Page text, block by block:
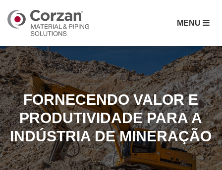
MENU
FORNECENDO VALOR E
PRODUTIVIDADE PARA A
INDÚSTRIA DE MINERAÇÃO